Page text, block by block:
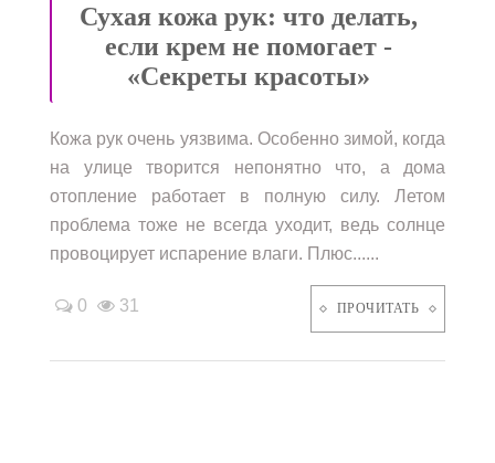
Сухая кожа рук: что делать,
если крем не помогает -
«Секреты красоты»
Кожа рук очень уязвима. Особенно зимой, когда
на улице творится непонятно что, а дома
отопление работает в полную силу. Летом
проблема тоже не всегда уходит, ведь солнце
провоцирует испарение влаги. Плюс......
0 31 ПРОЧИТАТЬ